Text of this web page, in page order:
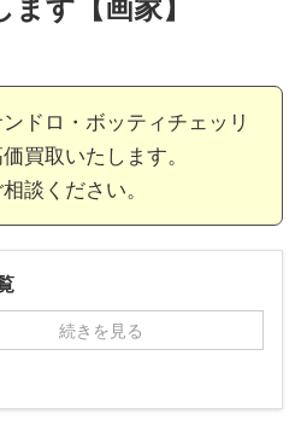
す【画家】
ドロ・ボッティチェッリ
買取いたします。
談ください。
続きを見る